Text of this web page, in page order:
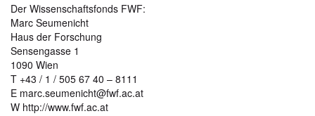
Der Wissenschaftsfonds FWF:
Marc Seumenicht
Haus der Forschung
Sensengasse 1
1090 Wien
T +43 / 1 / 505 67 40 – 8111
E marc.seumenicht@fwf.ac.at
W http://www.fwf.ac.at